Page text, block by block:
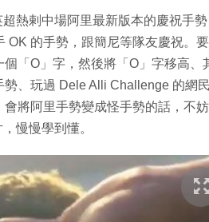
熱剌中場阿里最新版本的慶祝手
OK 的手勢，跟簡尼等隊友慶祝。
「O」字，然後將「O」字移高、
、玩過 Dele Alli Challenge 的網
將阿里手勢變成怪手勢的話，不
慢慢學到懂。